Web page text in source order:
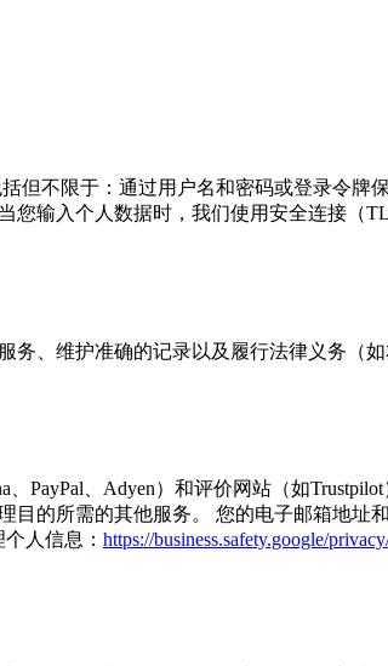
但不限于：通过用户名和密码或登录令
输入个人数据时，我们使用安全连接（
、维护准确的记录以及履行法律义务（
PayPal、Adyen）和评价网站（如
的所需的其他服务。 您的电子邮箱地址
人信息： https://business.safety.google/